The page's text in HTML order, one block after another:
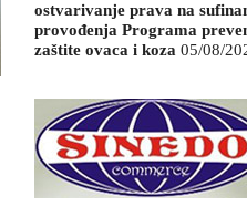
ostvarivanje prava na
provođenja Programa
zaštite ovaca i koza 05/08/